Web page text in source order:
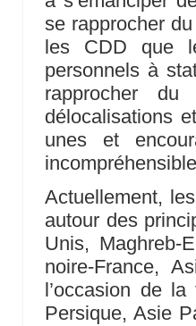
se rapprocher
les CDD que
personnels à
rapprocher
délocalisations
unes et
Actuellement,
autour des
Unis, Maghreb-
noire-France,
l’occasion de la
Persique, Asie